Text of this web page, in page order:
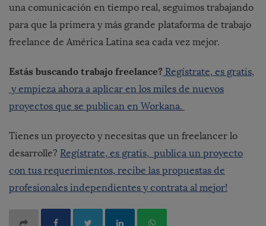
una comunicación en tiempo real, seguimos trabajando
para que la primera y más grande plataforma de trabajo
freelance de América Latina sea cada vez mejor.
Estás buscando trabajo freelance? Regístrate, es gratis,
y empieza ahora a aplicar en los miles de nuevos
proyectos que se publican en Workana.
Tienes un proyecto y necesitas que un freelancer lo
desarrolle? Regístrate, es gratis, publica un proyecto
con tus requerimientos, recibe las propuestas de
profesionales independientes y contrata al mejor!